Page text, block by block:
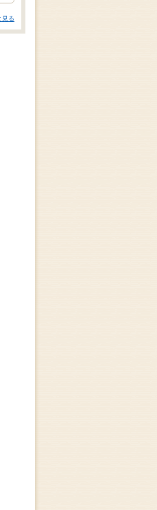
見る